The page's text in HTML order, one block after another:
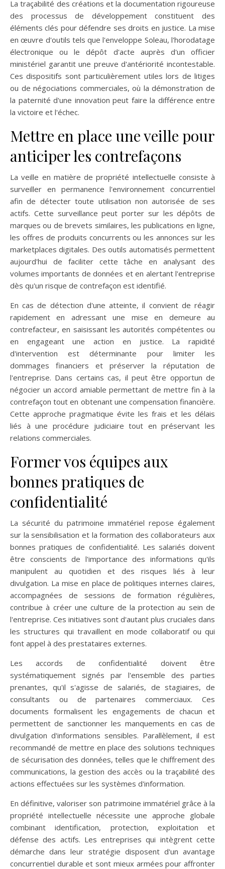
La traçabilité des créations et la documentation rigoureuse
des processus de développement constituent des
éléments clés pour défendre ses droits en justice. La mise
en œuvre d'outils tels que l'enveloppe Soleau, l'horodatage
électronique ou le dépôt d'acte auprès d'un officier
ministériel garantit une preuve d'antériorité incontestable.
Ces dispositifs sont particulièrement utiles lors de litiges
ou de négociations commerciales, où la démonstration de
la paternité d'une innovation peut faire la différence entre
la victoire et l'échec.
Mettre en place une veille pour
anticiper les contrefaçons
La veille en matière de propriété intellectuelle consiste à
surveiller en permanence l'environnement concurrentiel
afin de détecter toute utilisation non autorisée de ses
actifs. Cette surveillance peut porter sur les dépôts de
marques ou de brevets similaires, les publications en ligne,
les offres de produits concurrents ou les annonces sur les
marketplaces digitales. Des outils automatisés permettent
aujourd'hui de faciliter cette tâche en analysant des
volumes importants de données et en alertant l'entreprise
dès qu'un risque de contrefaçon est identifié.
En cas de détection d'une atteinte, il convient de réagir
rapidement en adressant une mise en demeure au
contrefacteur, en saisissant les autorités compétentes ou
en engageant une action en justice. La rapidité
d'intervention est déterminante pour limiter les
dommages financiers et préserver la réputation de
l'entreprise. Dans certains cas, il peut être opportun de
négocier un accord amiable permettant de mettre fin à la
contrefaçon tout en obtenant une compensation financière.
Cette approche pragmatique évite les frais et les délais
liés à une procédure judiciaire tout en préservant les
relations commerciales.
Former vos équipes aux
bonnes pratiques de
confidentialité
La sécurité du patrimoine immatériel repose également
sur la sensibilisation et la formation des collaborateurs aux
bonnes pratiques de confidentialité. Les salariés doivent
être conscients de l'importance des informations qu'ils
manipulent au quotidien et des risques liés à leur
divulgation. La mise en place de politiques internes claires,
accompagnées de sessions de formation régulières,
contribue à créer une culture de la protection au sein de
l'entreprise. Ces initiatives sont d'autant plus cruciales dans
les structures qui travaillent en mode collaboratif ou qui
font appel à des prestataires externes.
Les accords de confidentialité doivent être
systématiquement signés par l'ensemble des parties
prenantes, qu'il s'agisse de salariés, de stagiaires, de
consultants ou de partenaires commerciaux. Ces
documents formalisent les engagements de chacun et
permettent de sanctionner les manquements en cas de
divulgation d'informations sensibles. Parallèlement, il est
recommandé de mettre en place des solutions techniques
de sécurisation des données, telles que le chiffrement des
communications, la gestion des accès ou la traçabilité des
actions effectuées sur les systèmes d'information.
En définitive, valoriser son patrimoine immatériel grâce à la
propriété intellectuelle nécessite une approche globale
combinant identification, protection, exploitation et
défense des actifs. Les entreprises qui intègrent cette
démarche dans leur stratégie disposent d'un avantage
concurrentiel durable et sont mieux armées pour affronter